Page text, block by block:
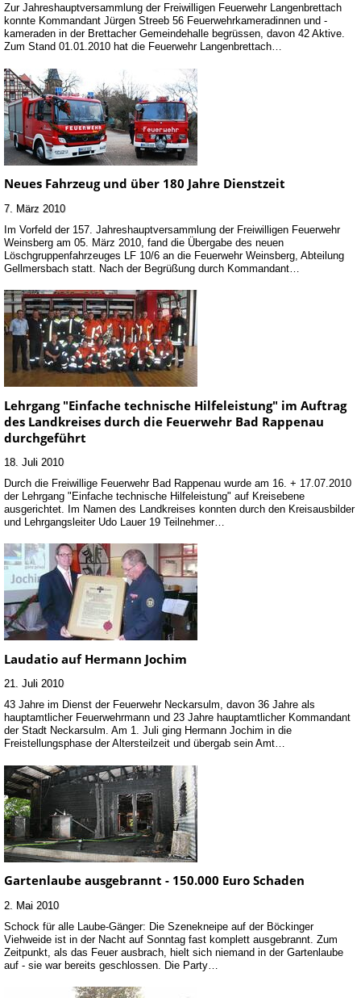
Zur Jahreshauptversammlung der Freiwilligen Feuerwehr Langenbrettach
konnte Kommandant Jürgen Streeb 56 Feuerwehrkameradinnen und -
kameraden in der Brettacher Gemeindehalle begrüssen, davon 42 Aktive.
Zum Stand 01.01.2010 hat die Feuerwehr Langenbrettach…
Neues Fahrzeug und über 180 Jahre Dienstzeit
7. März 2010
Im Vorfeld der 157. Jahreshauptversammlung der Freiwilligen Feuerwehr
Weinsberg am 05. März 2010, fand die Übergabe des neuen
Löschgruppenfahrzeuges LF 10/6 an die Feuerwehr Weinsberg, Abteilung
Gellmersbach statt. Nach der Begrüßung durch Kommandant…
Lehrgang "Einfache technische Hilfeleistung" im Auftrag
des Landkreises durch die Feuerwehr Bad Rappenau
durchgeführt
18. Juli 2010
Durch die Freiwillige Feuerwehr Bad Rappenau wurde am 16. + 17.07.2010
der Lehrgang "Einfache technische Hilfeleistung" auf Kreisebene
ausgerichtet. Im Namen des Landkreises konnten durch den Kreisausbilder
und Lehrgangsleiter Udo Lauer 19 Teilnehmer…
Laudatio auf Hermann Jochim
21. Juli 2010
43 Jahre im Dienst der Feuerwehr Neckarsulm, davon 36 Jahre als
hauptamtlicher Feuerwehrmann und 23 Jahre hauptamtlicher Kommandant
der Stadt Neckarsulm. Am 1. Juli ging Hermann Jochim in die
Freistellungsphase der Altersteilzeit und übergab sein Amt…
Gartenlaube ausgebrannt - 150.000 Euro Schaden
2. Mai 2010
Schock für alle Laube-Gänger: Die Szenekneipe auf der Böckinger
Viehweide ist in der Nacht auf Sonntag fast komplett ausgebrannt. Zum
Zeitpunkt, als das Feuer ausbrach, hielt sich niemand in der Gartenlaube
auf - sie war bereits geschlossen. Die Party…